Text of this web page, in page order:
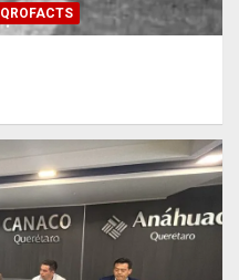
QROFACTS